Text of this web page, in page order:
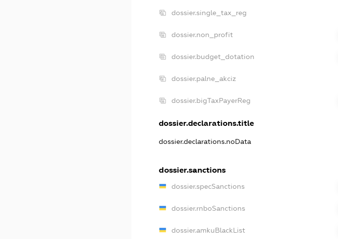
dossier.single_tax_reg
dossier.non_profit
dossier.budget_dotation
dossier.palne_akciz
dossier.bigTaxPayerReg
dossier.declarations.title
dossier.declarations.noData
dossier.sanctions
dossier.specSanctions
dossier.rnboSanctions
dossier.amkuBlackList